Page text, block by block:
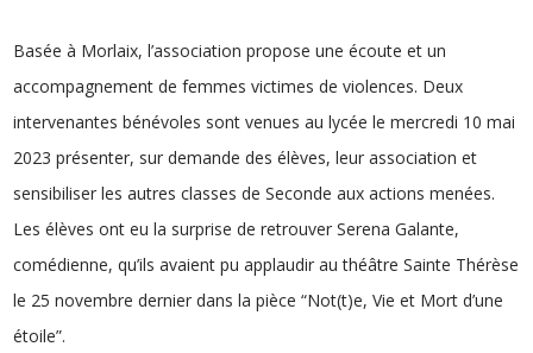
Basée à Morlaix, l’association propose une écoute et un
accompagnement de femmes victimes de violences. Deux
intervenantes bénévoles sont venues au lycée le mercredi 10 mai
2023 présenter, sur demande des élèves, leur association et
sensibiliser les autres classes de Seconde aux actions menées.
Les élèves ont eu la surprise de retrouver Serena Galante,
comédienne, qu’ils avaient pu applaudir au théâtre Sainte Thérèse
le 25 novembre dernier dans la pièce “Not(t)e, Vie et Mort d’une
étoile”.